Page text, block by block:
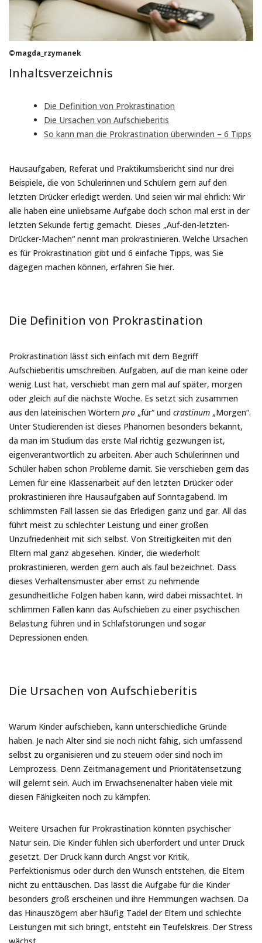
©magda_rzymanek
Inhaltsverzeichnis
Die Definition von Prokrastination
Die Ursachen von Aufschieberitis
So kann man die Prokrastination überwinden – 6 Tipps
Hausaufgaben, Referat und Praktikumsbericht sind nur drei
Beispiele, die von Schülerinnen und Schülern gern auf den
letzten Drücker erledigt werden. Und seien wir mal ehrlich: Wir
alle haben eine unliebsame Aufgabe doch schon mal erst in der
letzten Sekunde fertig gemacht. Dieses „Auf-den-letzten-
Drücker-Machen“ nennt man prokrastinieren. Welche Ursachen
es für Prokrastination gibt und 6 einfache Tipps, was Sie
dagegen machen können, erfahren Sie hier.
Die Definition von Prokrastination
Prokrastination lässt sich einfach mit dem Begriff
Aufschieberitis umschreiben. Aufgaben, auf die man keine oder
wenig Lust hat, verschiebt man gern mal auf später, morgen
oder gleich auf die nächste Woche. Es setzt sich zusammen
aus den lateinischen Wörtern pro „für“ und crastinum „Morgen“.
Unter Studierenden ist dieses Phänomen besonders bekannt,
da man im Studium das erste Mal richtig gezwungen ist,
eigenverantwortlich zu arbeiten. Aber auch Schülerinnen und
Schüler haben schon Probleme damit. Sie verschieben gern das
Lernen für eine Klassenarbeit auf den letzten Drücker oder
prokrastinieren ihre Hausaufgaben auf Sonntagabend. Im
schlimmsten Fall lassen sie das Erledigen ganz und gar. All das
führt meist zu schlechter Leistung und einer großen
Unzufriedenheit mit sich selbst. Von Streitigkeiten mit den
Eltern mal ganz abgesehen. Kinder, die wiederholt
prokrastinieren, werden gern auch als faul bezeichnet. Dass
dieses Verhaltensmuster aber ernst zu nehmende
gesundheitliche Folgen haben kann, wird dabei missachtet. In
schlimmen Fällen kann das Aufschieben zu einer psychischen
Belastung führen und in Schlafstörungen und sogar
Depressionen enden.
Die Ursachen von Aufschieberitis
Warum Kinder aufschieben, kann unterschiedliche Gründe
haben. Je nach Alter sind sie noch nicht fähig, sich umfassend
selbst zu organisieren und zu steuern oder sind noch im
Lernprozess. Denn Zeitmanagement und Prioritätensetzung
will gelernt sein. Auch im Erwachsenenalter haben viele mit
diesen Fähigkeiten noch zu kämpfen.
Weitere Ursachen für Prokrastination könnten psychischer
Natur sein. Die Kinder fühlen sich überfordert und unter Druck
gesetzt. Der Druck kann durch Angst vor Kritik,
Perfektionismus oder durch den Wunsch entstehen, die Eltern
nicht zu enttäuschen. Das lässt die Aufgabe für die Kinder
besonders groß erscheinen und ihre Hemmungen wachsen. Da
das Hinauszögern aber häufig Tadel der Eltern und schlechte
Leistungen mit sich bringt, entsteht ein Teufelskreis. Der Stress